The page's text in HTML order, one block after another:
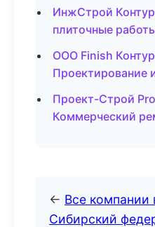
ИнжСтрой
плиточные
ООО Finish
Проектирование
Проект-Строй
Коммерческий
← Все компании
Сибирский